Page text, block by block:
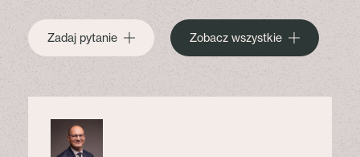
Zadaj pytanie Zobacz wszystkie